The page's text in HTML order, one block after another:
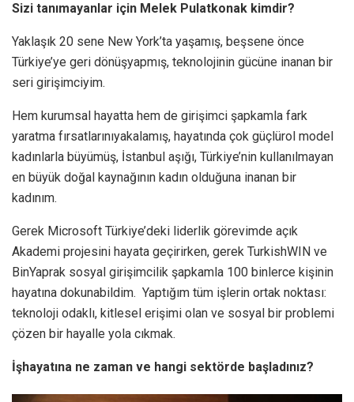
Sizi tanımayanlar için Melek Pulatkonak kimdir?
Yaklaşık 20 sene New York’ta yaşamış, beşsene önce
Türkiye’ye geri dönüşyapmış, teknolojinin gücüne inanan bir
seri girişimciyim.
Hem kurumsal hayatta hem de girişimci şapkamla fark
yaratma fırsatlarınıyakalamış, hayatında çok güçlürol model
kadınlarla büyümüş, İstanbul aşığı, Türkiye’nin kullanılmayan
en büyük doğal kaynağının kadın olduğuna inanan bir
kadınım.
Gerek Microsoft Türkiye’deki liderlik görevimde açık
Akademi projesini hayata geçirirken, gerek TurkishWIN ve
BinYaprak sosyal girişimcilik şapkamla 100 binlerce kişinin
hayatına dokunabildim. Yaptığım tüm işlerin ortak noktası:
teknoloji odaklı, kitlesel erişimi olan ve sosyal bir problemi
çözen bir hayalle yola cıkmak.
İşhayatına ne zaman ve hangi sektörde başladınız?